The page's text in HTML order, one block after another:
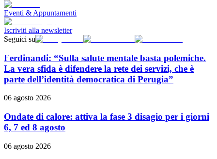
Eventi & Appuntamenti
Iscriviti alla newsletter
Seguici su
Ferdinandi: “Sulla salute mentale basta polemiche.
La vera sfida è difendere la rete dei servizi, che è
parte dell’identità democratica di Perugia”
06 agosto 2026
Ondate di calore: attiva la fase 3 disagio per i giorni
6, 7 ed 8 agosto
06 agosto 2026